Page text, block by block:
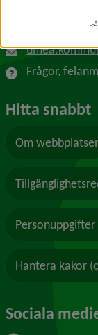
090-16 10 00
Frågor,
Hitta snabbt
Om
Hantera kakor
Sociala